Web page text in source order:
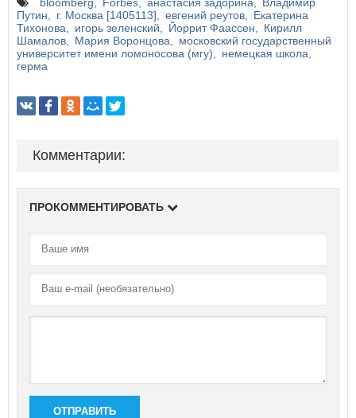
Путин
г. Москва [1405113] евгений реутов
Екатерина
Тихонова
игорь зеленский Йоррит Фаассен
Кирилл
Шамалов
Мария Воронцова
московский государственный
университет имени ломоносова (мгу)
немецкая школа
герма
Комментарии:
ПРОКОММЕНТИРОВАТЬ
ОТПРАВИТЬ